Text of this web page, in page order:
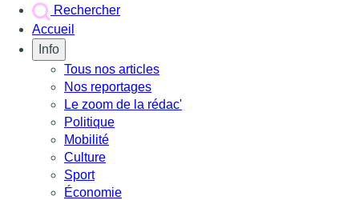
Rechercher
Accueil
Info
Tous nos articles
Nos reportages
Le zoom de la rédac'
Politique
Mobilité
Culture
Sport
Économie